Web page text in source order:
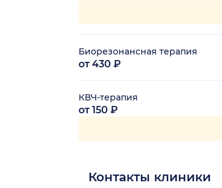
Биорезонансная терапия
от 430 ₽
КВЧ-терапия
от 150 ₽
Контакты клиники